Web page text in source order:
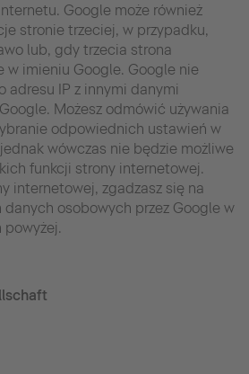
Google może również
stronie trzeciej, w przypadku,
lub, gdy trzecia strona
w imieniu Google. Google nie
adresu IP z innymi danymi
Możesz odmówić używania
odpowiednich ustawień w
wówczas nie będzie możliwe
funkcji strony internetowej.
internetowej, zgadzasz się na
danych osobowych przez Google w